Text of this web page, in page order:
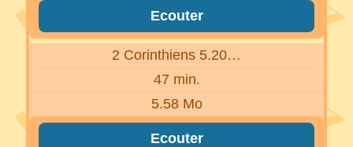
Ecouter
2 Corinthiens 5.20…
47 min.
5.58 Mo
Ecouter